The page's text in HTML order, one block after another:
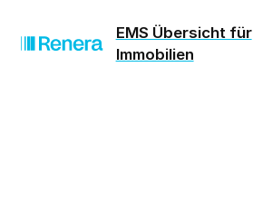
EMS Übersicht für
Immobilien